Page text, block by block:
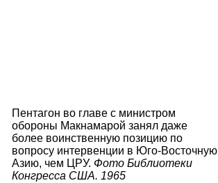
Пентагон во главе с министром
обороны Макнамарой занял даже
более воинственную позицию по
вопросу интервенции в Юго-Восточную
Азию, чем ЦРУ. Фото Библиотеки
Конгресса США. 1965